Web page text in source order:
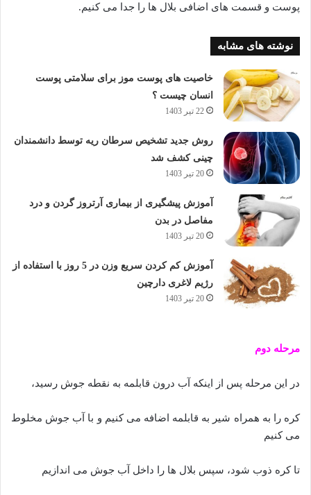
پوست و قسمت های اضافی بلال ها را جدا می کنیم.
نوشته های مشابه
خاصیت های پوست موز برای سلامتی پوست
انسان چیست ؟
22 تیر 1403
روش جدید تشخیص سرطان ریه توسط دانشمندان
چینی کشف شد
20 تیر 1403
آموزش پیشگیری از بیماری آرتروز گردن و درد
مفاصل در بدن
20 تیر 1403
آموزش کم کردن سریع وزن در 5 روز با استفاده از
رژیم لاغری دارچین
20 تیر 1403
مرحله دوم
در این مرحله پس از اینکه آب درون قابلمه به نقطه جوش رسید،
کره را به همراه شیر به قابلمه اضافه می کنیم و با آب جوش مخلوط
می کنیم
تا کره ذوب شود، سپس بلال ها را داخل آب جوش می اندازیم